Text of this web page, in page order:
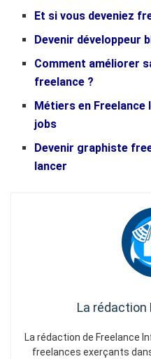
Et si vous deveniez
Devenir développeur
Comment améliorer
freelance ?
Métiers en Freelance
jobs
Devenir graphiste
lancer
La rédaction
La rédaction de Freelance
freelances exerçants